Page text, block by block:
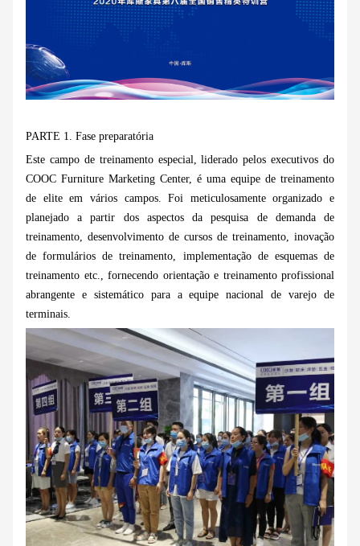
PARTE 1. Fase preparatória
Este campo de treinamento especial, liderado pelos executivos do
COOC Furniture Marketing Center, é uma equipe de treinamento
de elite em vários campos. Foi meticulosamente organizado e
planejado a partir dos aspectos da pesquisa de demanda de
treinamento, desenvolvimento de cursos de treinamento, inovação
de formulários de treinamento, implementação de esquemas de
treinamento etc., fornecendo orientação e treinamento profissional
abrangente e sistemático para a equipe nacional de varejo de
terminais.